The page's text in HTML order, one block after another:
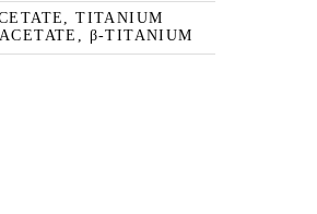
TITANIUM
β-TITANIUM